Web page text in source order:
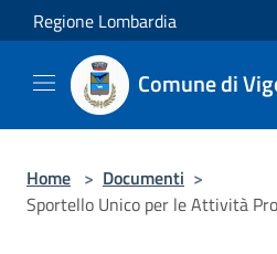
Salta al contenuto principale
Regione Lombardia
Comune di
Home > Documenti >
Sportello Unico per le Attività